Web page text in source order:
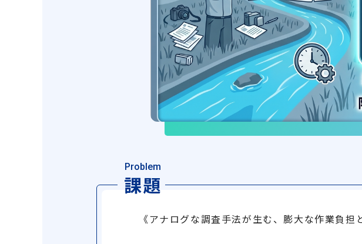
Problem
課題
《アナログな調査手法が生む、膨大な作業負担